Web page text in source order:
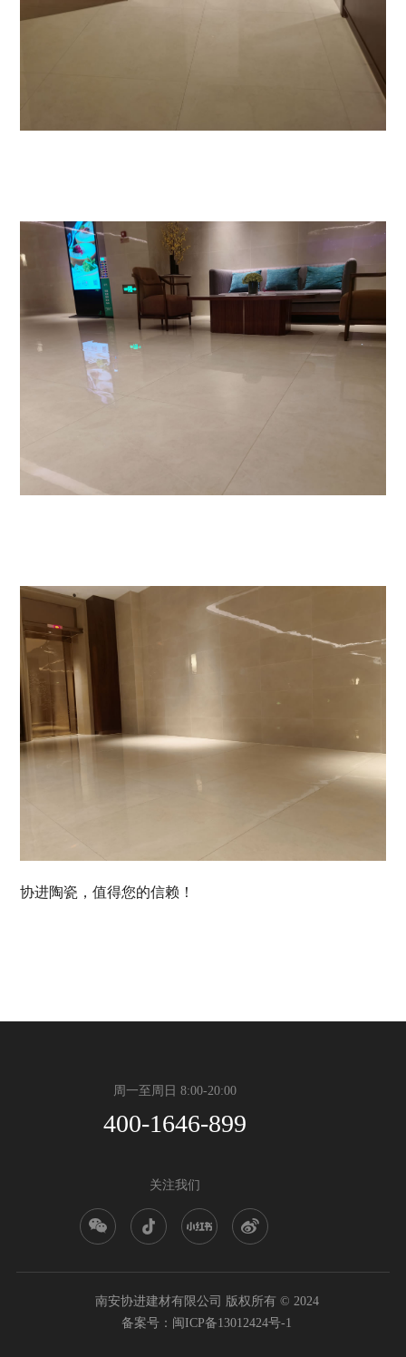
协进陶瓷，值得您的信赖！
周一至周日 8:00-20:00
400-1646-899
关注我们
南安协进建材有限公司 版权所有 © 2024
备案号： 闽ICP备13012424号-1